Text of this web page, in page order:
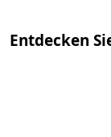
Entdecken